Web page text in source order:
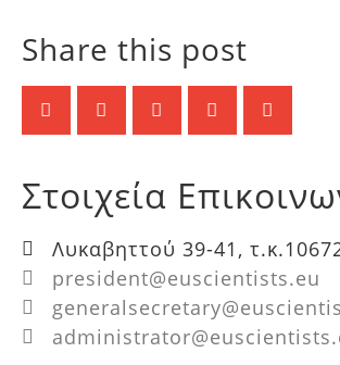
Share this post
Στοιχεία
Λυκαβηττού 39-41,
president@euscientists.eu